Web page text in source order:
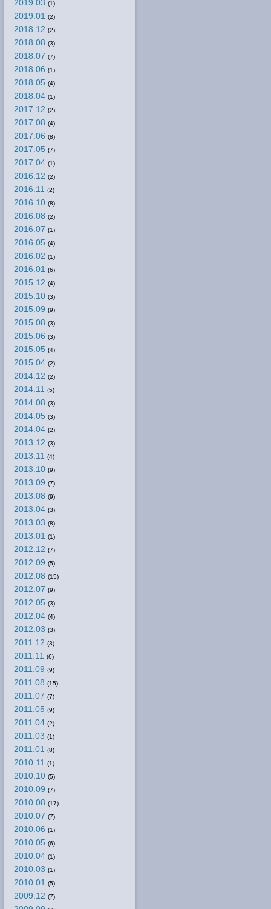
2019.03 (1)
2019.01 (2)
2018.12 (2)
2018.08 (3)
2018.07 (7)
2018.06 (1)
2018.05 (4)
2018.04 (1)
2017.12 (2)
2017.08 (4)
2017.06 (8)
2017.05 (7)
2017.04 (1)
2016.12 (2)
2016.11 (2)
2016.10 (8)
2016.08 (2)
2016.07 (1)
2016.05 (4)
2016.02 (1)
2016.01 (6)
2015.12 (4)
2015.10 (3)
2015.09 (9)
2015.08 (3)
2015.06 (3)
2015.05 (4)
2015.04 (2)
2014.12 (2)
2014.11 (5)
2014.08 (3)
2014.05 (3)
2014.04 (2)
2013.12 (3)
2013.11 (4)
2013.10 (9)
2013.09 (7)
2013.08 (9)
2013.04 (3)
2013.03 (8)
2013.01 (1)
2012.12 (7)
2012.09 (5)
2012.08 (15)
2012.07 (9)
2012.05 (3)
2012.04 (4)
2012.03 (3)
2011.12 (3)
2011.11 (6)
2011.09 (9)
2011.08 (15)
2011.07 (7)
2011.05 (9)
2011.04 (2)
2011.03 (1)
2011.01 (8)
2010.11 (1)
2010.10 (5)
2010.09 (7)
2010.08 (17)
2010.07 (7)
2010.06 (1)
2010.05 (6)
2010.04 (1)
2010.03 (1)
2010.01 (5)
2009.12 (7)